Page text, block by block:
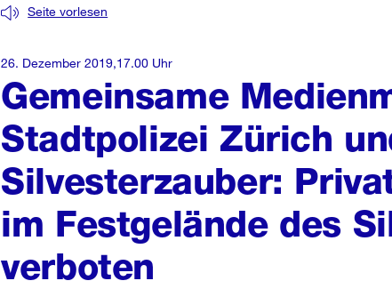
Gemeinsame
Stadtpolizei Zürich
Silvesterzauber:
im Festgelände des
verboten
Seite vorlesen
26. Dezember 2019,17.00 Uhr